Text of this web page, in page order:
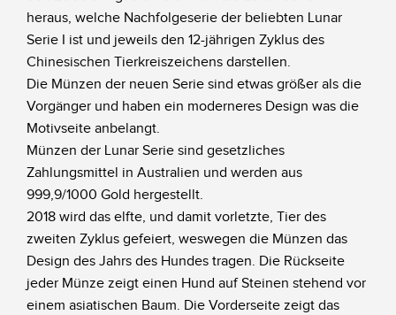
heraus, welche Nachfolgeserie der beliebten Lunar
Serie I ist und jeweils den 12-jährigen Zyklus des
Chinesischen Tierkreiszeichens darstellen.
Die Münzen der neuen Serie sind etwas größer als die
Vorgänger und haben ein moderneres Design was die
Motivseite anbelangt.
Münzen der Lunar Serie sind gesetzliches
Zahlungsmittel in Australien und werden aus
999,9/1000 Gold hergestellt.
2018 wird das elfte, und damit vorletzte, Tier des
zweiten Zyklus gefeiert, weswegen die Münzen das
Design des Jahrs des Hundes tragen. Die Rückseite
jeder Münze zeigt einen Hund auf Steinen stehend vor
einem asiatischen Baum. Die Vorderseite zeigt das